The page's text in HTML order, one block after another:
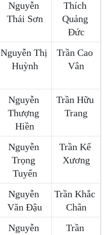
Nguyễn
Thái Sơn
Thích
Quảng
Đức
Nguyễn Thị
Huỳnh
Trần Cao
Vân
Nguyễn
Thượng
Hiền
Trần Hữu
Trang
Nguyễn
Trọng
Tuyển
Trần Kế
Xương
Nguyễn
Văn Đậu
Trần Khắc
Chân
Nguyễn
Trần